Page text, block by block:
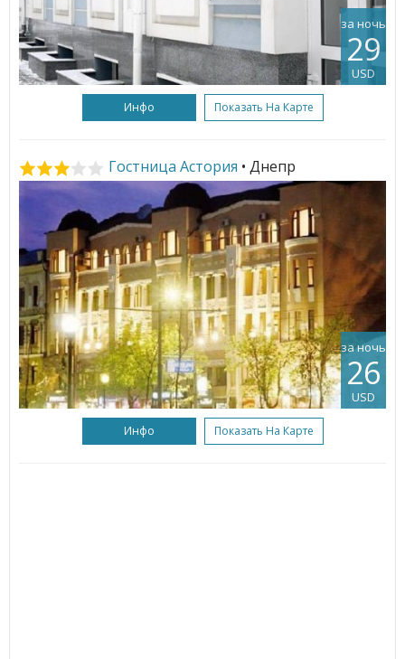
за ночь
29
USD
Инфо Показать На Карте
Гостница Астория • Днепр
за ночь
26
USD
Инфо Показать На Карте